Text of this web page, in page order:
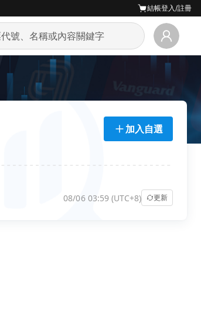
結帳登入/註冊
加入自選
08/06 03:59 (UTC+8) 更新